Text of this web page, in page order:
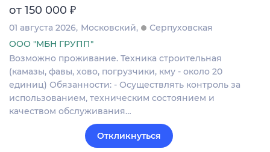
от 150 000 ₽
01 августа 2026 Московский
Серпуховская
ООО "МБН ГРУПП"
Возможно проживание. Техника строительная
(камазы, фавы, хово, погрузчики, кму - около 20
единиц) Обязанности: - Осуществлять контроль за
использованием, техническим состоянием и
качеством обслуживания…
Откликнуться